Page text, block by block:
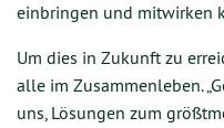
einbringen und mitwirken
Um dies in Zukunft zu
alle im Zusammenleben.
uns, Lösungen zum